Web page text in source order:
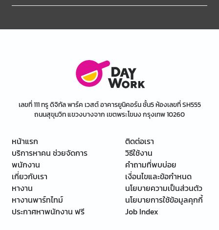
เลขที่ 111 ทรู ดิจิทัล พาร์ค เวสต์ อาคารยูนิคอร์น ชั้น5 ห้องเลขที่ SH555
ถนนสุขุมวิท แขวงบางจาก เขตพระโขนง กรุงเทพ 10260
หน้าแรก
บริการหาคน ช่วยจัดการ
พนักงาน
เกี่ยวกับเรา
หางาน
หางานพาร์ทไทม์
ประกาศหาพนักงาน ฟรี
ติดต่อเรา
วิธีใช้งาน
คำถามที่พบบ่อย
เงื่อนไขและข้อกำหนด
นโยบายความเป็นส่วนตัว
นโยบายการใช้ข้อมูลคุกกี้
Job Index